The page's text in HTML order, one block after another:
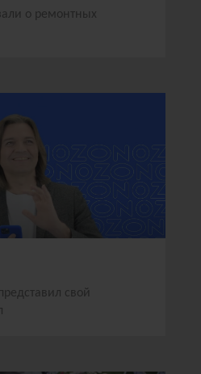
о ремонтных
свой